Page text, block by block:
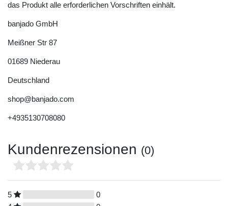
das Produkt alle erforderlichen Vorschriften einhält.
banjado GmbH
Meißner Str 87
01689 Niederau
Deutschland
shop@banjado.com
+4935130708080
Kundenrezensionen (0)
5
0